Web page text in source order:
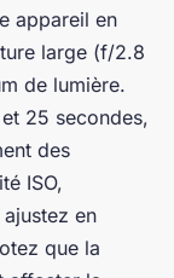
appareil en
large (f/2.8
de lumière.
25 secondes,
des
ISO,
en
que la